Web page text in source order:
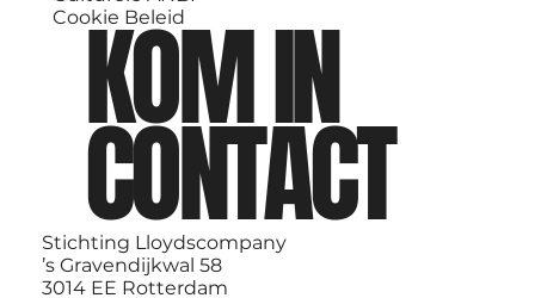
Cookie Beleid
KOM IN
CONTACT
Stichting Lloydscompany
’s Gravendijkwal 58
3014 EE Rotterdam